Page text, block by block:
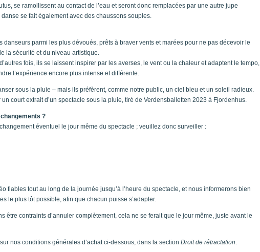
se ramollissent au contact de l’eau et seront donc remplacées par une autre jupe
se fait également avec des chaussons souples.
danseurs parmi les plus dévoués, prêts à braver vents et marées pour ne pas décevoir le
la sécurité et du niveau artistique.
fois, ils se laissent inspirer par les averses, le vent ou la chaleur et adaptent le tempo,
l’expérience encore plus intense et différente.
sous la pluie – mais ils préfèrent, comme notre public, un ciel bleu et un soleil radieux.
court extrait d’un spectacle sous la pluie, tiré de Verdensballetten 2023 à Fjordenhus.
?
éventuel le jour même du spectacle ; veuillez donc surveiller :
fiables tout au long de la journée jusqu’à l’heure du spectacle, et nous informerons bien
le plus tôt possible, afin que chacun puisse s’adapter.
être contraints d’annuler complètement, cela ne se ferait que le jour même, juste avant le
nos conditions générales d’achat ci-dessous, dans la section Droit de rétractation.